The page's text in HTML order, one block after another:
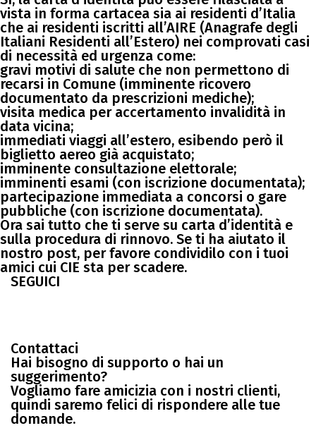
vista in forma cartacea sia ai residenti d’Italia
che ai residenti iscritti all’AIRE (Anagrafe degli
Italiani Residenti all’Estero) nei comprovati casi
di necessità ed urgenza come:
gravi motivi di salute che non permettono di
recarsi in Comune (imminente ricovero
documentato da prescrizioni mediche);
visita medica per accertamento invalidità in
data vicina;
immediati viaggi all’estero, esibendo però il
biglietto aereo già acquistato;
imminente consultazione elettorale;
imminenti esami (con iscrizione documentata);
partecipazione immediata a concorsi o gare
pubbliche (con iscrizione documentata).
Ora sai tutto che ti serve su carta d’identità e
sulla procedura di rinnovo. Se ti ha aiutato il
nostro post, per favore condividilo con i tuoi
amici cui CIE sta per scadere.
SEGUICI
Contattaci
Hai bisogno di supporto o hai un
suggerimento?
Vogliamo fare amicizia con i nostri clienti,
quindi saremo felici di rispondere alle tue
domande.